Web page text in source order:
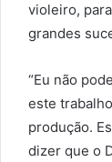
violeiro,
grandes
“Eu não
este
produção.
dizer que o